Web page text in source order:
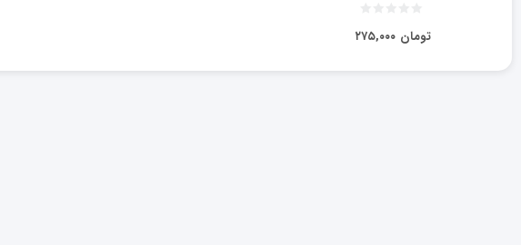
۲۷۵,۰۰۰ تومان